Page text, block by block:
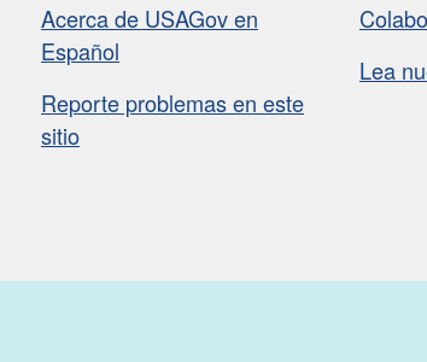
Acerca de USAGov en
Español
Reporte problemas en este
sitio
Lea